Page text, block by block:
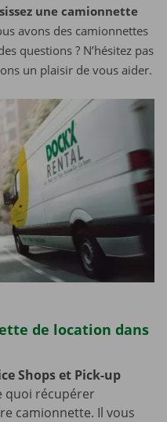
une camionnette
avons des camionnettes
questions ? N’hésitez pas
un plaisir de vous aider.
de location dans
Shops et Pick-up
quoi récupérer
camionnette. Il vous